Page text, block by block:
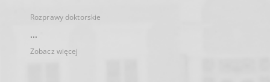
Rozprawy doktorskie
...
Zobacz więcej